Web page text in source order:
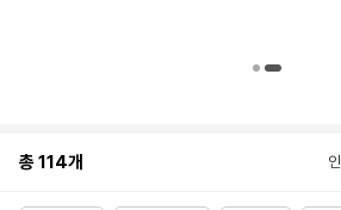
총114개